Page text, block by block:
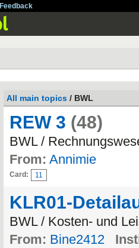
Feedback
All main topics / BWL
REW 3 (48)
BWL /
From: Annimie
Card: 11
KLR01-
BWL / Kosten- und
From: Bine2412